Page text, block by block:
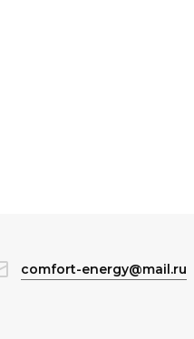
comfort-energy@mail.ru